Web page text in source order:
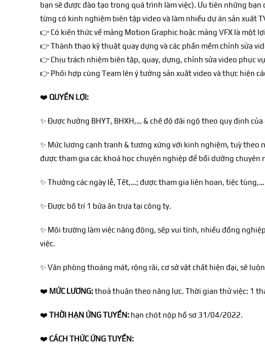
bạn sẽ được đào tạo trong quá trình làm việc). Ưu tiên những
từng có kinh nghiệm biên tập video và làm nhiều dự án sản xuất
👉 Có kiến thức về mảng Motion Graphic hoặc mảng VFX là một
👉Thành thạo kỹ thuật quay dựng và các phần mềm chỉnh sửa
👉 Chịu trách nhiệm biên tập, quay, dựng, chỉnh sửa video phục
👉 Phối hợp cùng Team lên ý tưởng sản xuất video và thực hiện
❤️ QUYỀN LỢI:
✨Được hưởng BHYT, BHXH,… & chế độ đãi ngộ theo quy định
✨ Mức lương cạnh tranh & tương xứng với kinh nghiệm, tuỳ theo
được tham gia các khoá học chuyên nghiệp để bồi dưỡng chuyên
✨Thưởng các ngày lễ, Tết,…; được tham gia liên hoan, tiệc
✨Được bố trí 1 bữa ăn trưa tại công ty.
✨ Môi trường làm việc năng động, sếp vui tính, nhiều đồng
việc.
✨Văn phòng thoáng mát, rộng rãi, cơ sở vật chất hiện đại, sẽ
❤️ MỨC LƯƠNG:thoả thuận theo năng lực. Thời gian thử việc: 1
❤️ THỜI HẠN ỨNG TUYỂN: hạn chót nộp hồ sơ 31/04/2022.
❤️ CÁCH THỨC ỨNG TUYỂN: